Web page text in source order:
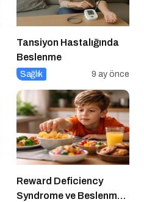
Tansiyon Hastalığında
Beslenme
Sağlık 9 ay önce
Reward Deficiency
Syndrome ve Beslenme